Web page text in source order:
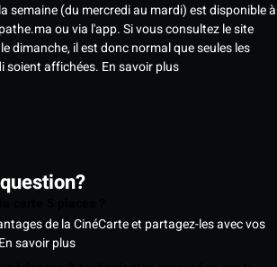
semaine (du mercredi au mardi) est disponible à
ou via l'app. Si vous consultez le site
dimanche, il est donc normal que seules les
soient affichées. En savoir plus
de la CinéCarte et partagez-les avec vos
En savoir plus